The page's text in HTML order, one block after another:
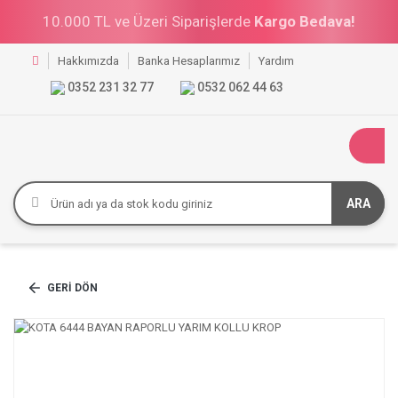
10.000 TL ve Üzeri Siparişlerde Kargo Bedava!
Hakkımızda Banka Hesaplarımız Yardım
0352 231 32 77 0532 062 44 63
ARA
GERI DÖN